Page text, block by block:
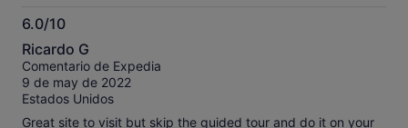
6.0/10
6.0
sobre
10
Ricardo G
Comentario de Expedia
9 de may de 2022
Estados Unidos
Great site to visit but skip the guided tour and do it on your